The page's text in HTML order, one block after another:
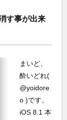
す事が出来
まいど、
酔いどれ(
@yoidore
o )です。
iOS 8.1 本